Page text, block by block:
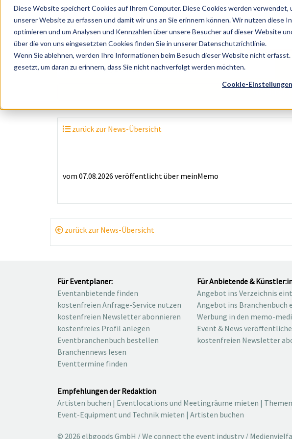
Diese Website speichert Cookies auf Ihrem Computer. Diese Cookies werden
unserer Website zu erfassen und damit wir uns an Sie erinnern können. Wir nutzen diese
optimieren und um Analysen und Kennzahlen über unsere Besucher auf dieser Website
über die von uns eingesetzten Cookies finden Sie in unserer Datenschutzrichtlinie.
Wenn Sie ablehnen, werden Ihre Informationen beim Besuch dieser Website nicht
gesetzt, um daran zu erinnern, dass Sie nicht nachverfolgt werden möchten.
Cookie-Einstellungen
zurück zur News-Übersicht
vom 07.08.2026 veröffentlicht über meinMemo
zurück zur News-Übersicht
Künstler, Zelte, Bands, Catering, ...
Wir suchen
Für Eventplaner:
Eventanbietende finden
kostenfreien Anfrage-Service nutzen
kostenfreien Newsletter abonnieren
kostenfreies Profil anlegen
Eventbranchenbuch bestellen
Branchennews lesen
Eventtermine finden
Für Anbietende &
Angebot ins Verzeichnis
Angebot ins Branchenbuch
Werbung in den memo-
Event & News
kostenfreien Newsletter
Empfehlungen der Redaktion
Artisten buchen | Eventlocations und Meetingräume mieten |
Event-Equipment und Technik mieten | Artisten buchen
© 2026 elbgoods GmbH / We connect the event industry /